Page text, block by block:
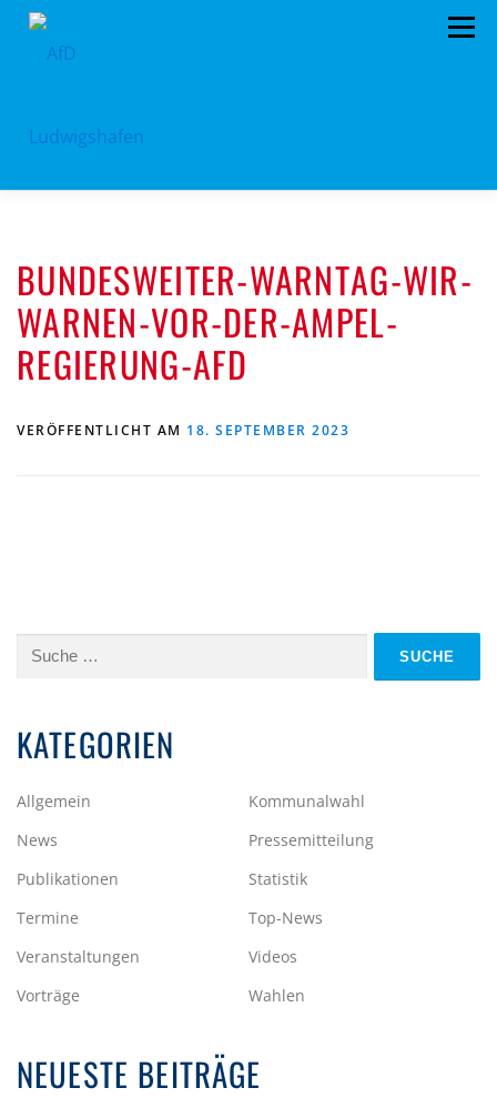
Zum
Menü
PROGRAMM KONTAKT SPENDEN
BUNDESWEITER-WARNTAG-WIR-
WARNEN-VOR-DER-AMPEL-
REGIERUNG-AFD
VERÖFFENTLICHT AM 18. SEPTEMBER 2023
Suche
KATEGORIEN
Allgemein
Kommunalwahl
News
Pressemitteilung
Publikationen
Statistik
Termine
Top-News
Veranstaltungen
Videos
Vorträge
Wahlen
NEUESTE BEITRÄGE